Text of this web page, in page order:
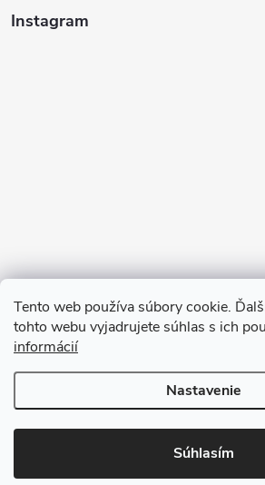
Tento web používa súbory cookie.
tohto webu vyjadrujete súhlas s ich
informácií
Nastavenie
Súhlasím
Instagram
Copyright 2026Ratanea.sk. Všetky práva
cookies